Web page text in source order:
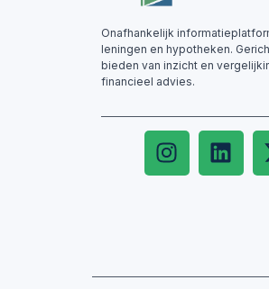
Onafhankelijk
leningen en hypotheken.
bieden van inzicht en
financieel advies.